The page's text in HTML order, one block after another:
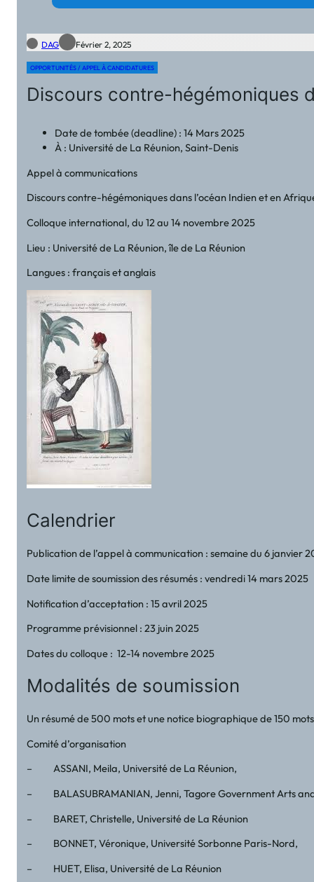
DAG Février 2, 2025
OPPORTUNITÉS / APPEL À CANDIDATURES
Discours contre-hégémoniques
Date de tombée (deadline) : 14 Mars 2025
À : Université de La Réunion, Saint-Denis
Appel à communications
Discours contre-hégémoniques dans l’océan Indien et en
Colloque international, du 12 au 14 novembre 2025
Lieu : Université de La Réunion, île de La Réunion
Langues : français et anglais
Calendrier
Publication de l’appel à communication : semaine du 6 janvier
Date limite de soumission des résumés : vendredi 14 mars 2025
Notification d’acceptation : 15 avril 2025
Programme prévisionnel : 23 juin 2025
Dates du colloque : 12-14 novembre 2025
Modalités de soumission
Un résumé de 500 mots et une notice biographique de 150
Comité d’organisation
– ASSANI, Meila, Université de La Réunion,
– BALASUBRAMANIAN, Jenni, Tagore Government Arts
– BARET, Christelle, Université de La Réunion
– BONNET, Véronique, Université Sorbonne Paris-Nord,
– HUET, Elisa, Université de La Réunion